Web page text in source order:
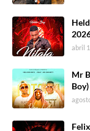
abril
Mr